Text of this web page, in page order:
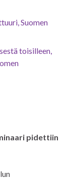
Suomen
toisilleen,
pidettiin